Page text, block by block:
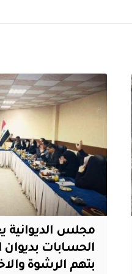
مجلس
الحسابات
بتهم الرشوة